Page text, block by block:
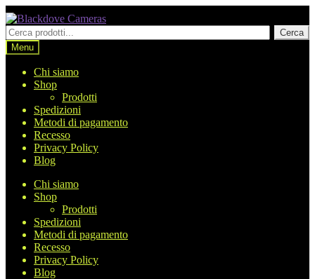
Vai
alla
navigazione
Vai
al
contenuto
Cerca
prodotti
Cerca
Menu
Chi siamo
Shop
Prodotti
Spedizioni
Metodi di pagamento
Recesso
Privacy Policy
Blog
Chi siamo
Shop
Prodotti
Spedizioni
Metodi di pagamento
Recesso
Privacy Policy
Blog